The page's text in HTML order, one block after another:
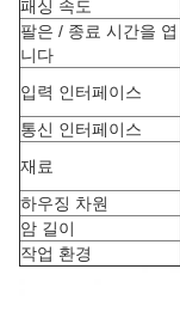
패싱 속도
팔은 / 종료 시간을 엽
니다
입력 인터페이스
통신 인터페이스
재료
하우징 차원
암 길이
작업 환경